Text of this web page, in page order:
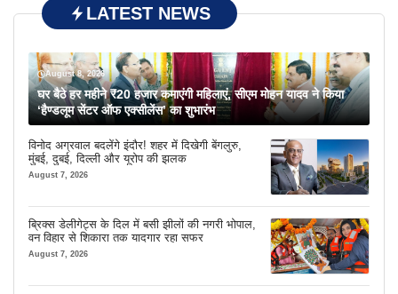
LATEST NEWS
August 8, 2026
घर बैठे हर महीने ₹20 हजार कमाएंगी महिलाएं, सीएम मोहन यादव ने किया
‘हैण्डलूम सेंटर ऑफ एक्सीलेंस’ का शुभारंभ
विनोद अग्रवाल बदलेंगे इंदौर! शहर में दिखेगी बेंगलुरु,
मुंबई, दुबई, दिल्ली और यूरोप की झलक
August 7, 2026
ब्रिक्स डेलीगेट्स के दिल में बसी झीलों की नगरी भोपाल,
वन विहार से शिकारा तक यादगार रहा सफर
August 7, 2026